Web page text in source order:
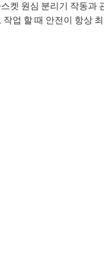
켓 원심 분리기 작동과
업 할 때 안전이 항상